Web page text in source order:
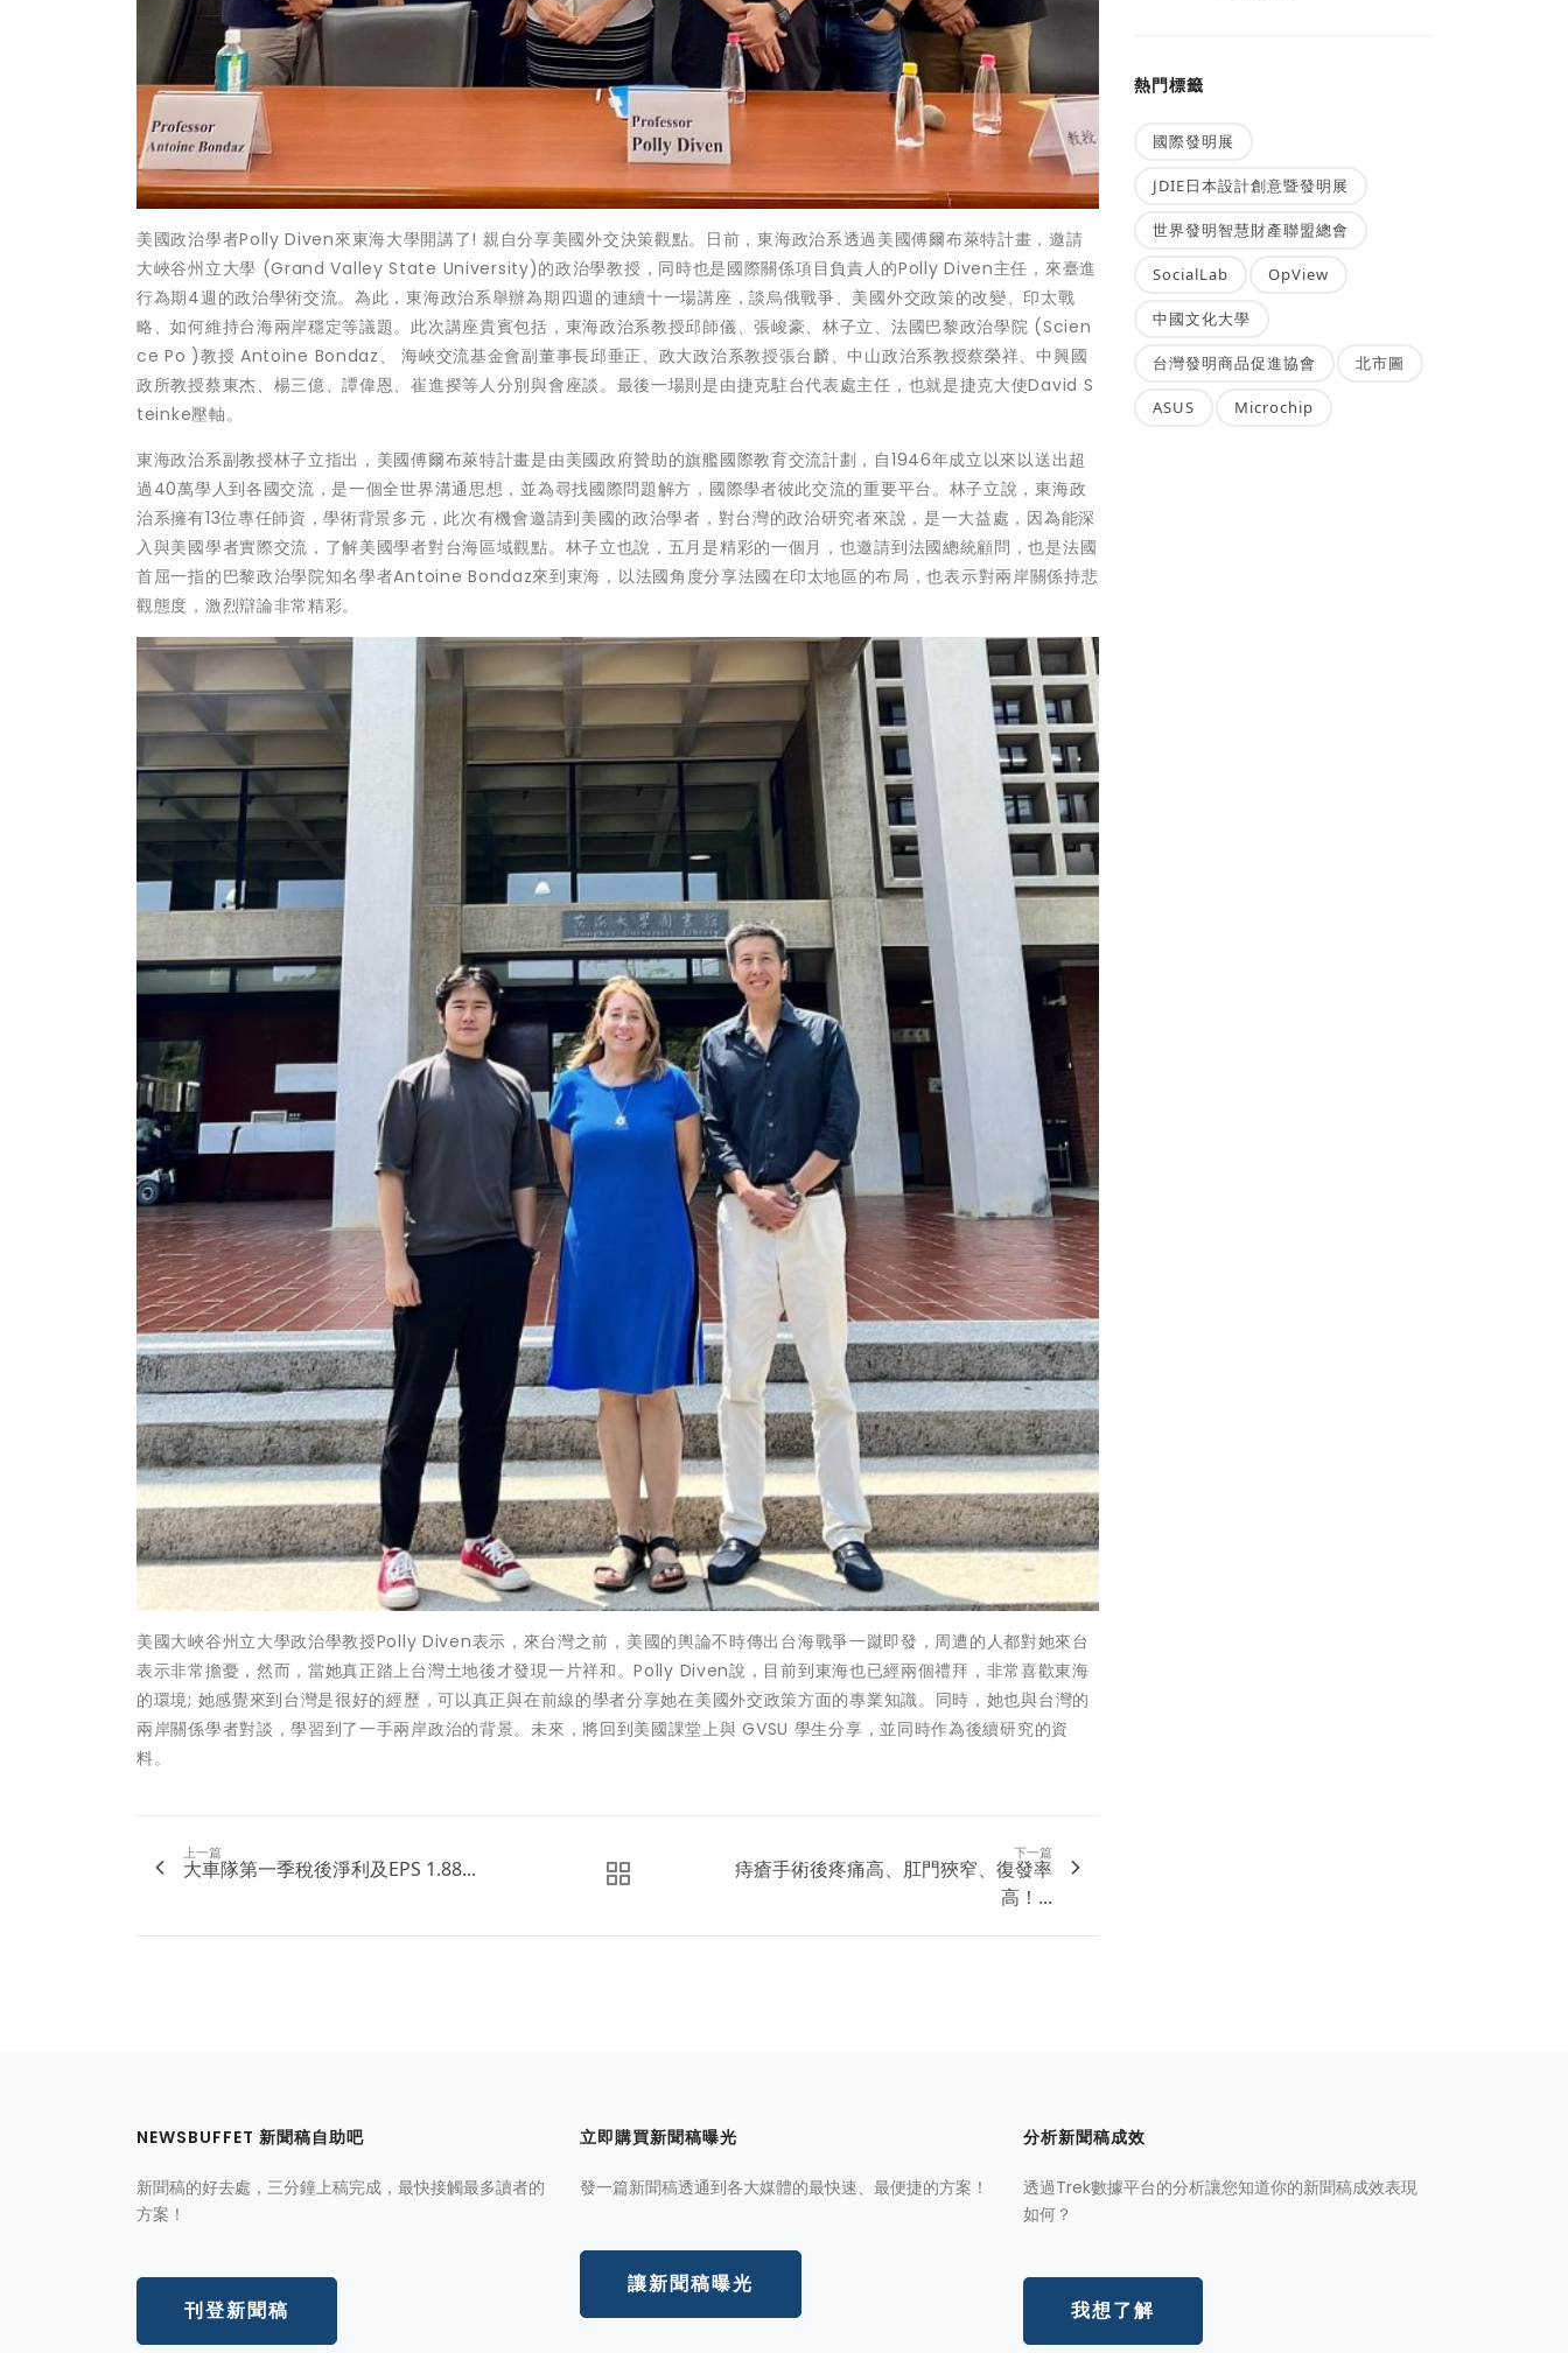
美國政治學者Polly Diven來東海大學開講了! 親自分享美國外交決策觀點。日前，東海政治系透過美國傅爾布萊特計畫，邀請
大峽谷州立大學 (Grand Valley State University)的政治學教授，同時也是國際關係項目負責人的Polly Diven主任，來臺進
行為期4週的政治學術交流。為此，東海政治系舉辦為期四週的連續十一場講座，談烏俄戰爭、美國外交政策的改變、印太戰
略、如何維持台海兩岸穩定等議題。此次講座貴賓包括，東海政治系教授邱師儀、張峻豪、林子立、法國巴黎政治學院 (Scien
ce Po )教授 Antoine Bondaz、 海峽交流基金會副董事長邱垂正、政大政治系教授張台麟、中山政治系教授蔡榮祥、中興國
政所教授蔡東杰、楊三億、譚偉恩、崔進揆等人分別與會座談。最後一場則是由捷克駐台代表處主任，也就是捷克大使David S
teinke壓軸。
東海政治系副教授林子立指出，美國傅爾布萊特計畫是由美國政府贊助的旗艦國際教育交流計劃，自1946年成立以來以送出超
過40萬學人到各國交流，是一個全世界溝通思想，並為尋找國際問題解方，國際學者彼此交流的重要平台。林子立說，東海政
治系擁有13位專任師資，學術背景多元，此次有機會邀請到美國的政治學者，對台灣的政治研究者來說，是一大益處，因為能深
入與美國學者實際交流，了解美國學者對台海區域觀點。林子立也說，五月是精彩的一個月，也邀請到法國總統顧問，也是法國
首屈一指的巴黎政治學院知名學者Antoine Bondaz來到東海，以法國角度分享法國在印太地區的布局，也表示對兩岸關係持悲
觀態度，激烈辯論非常精彩。
美國大峽谷州立大學政治學教授Polly Diven表示，來台灣之前，美國的輿論不時傳出台海戰爭一蹴即發，周遭的人都對她來台
表示非常擔憂，然而，當她真正踏上台灣土地後才發現一片祥和。Polly Diven說，目前到東海也已經兩個禮拜，非常喜歡東海
的環境; 她感覺來到台灣是很好的經歷，可以真正與在前線的學者分享她在美國外交政策方面的專業知識。同時，她也與台灣的
兩岸關係學者對談，學習到了一手兩岸政治的背景。未來，將回到美國課堂上與 GVSU 學生分享，並同時作為後續研究的資
料。
上一篇
大車隊第一季稅後淨利及EPS 1.88...
下一篇
痔瘡手術後疼痛高、肛門狹窄、復發率
高！...
熱門標籤
國際發明展
JDIE日本設計創意暨發明展
世界發明智慧財產聯盟總會
SocialLab OpView
中國文化大學
台灣發明商品促進協會 北市圖
ASUS Microchip
NEWSBUFFET 新聞稿自助吧
新聞稿的好去處，三分鐘上稿完成，最快接觸最多讀者的
方案！
刊登新聞稿
立即購買新聞稿曝光
發一篇新聞稿透通到各大媒體的最快速、最便捷的方案！
讓新聞稿曝光
分析新聞稿成效
透過Trek數據平台的分析讓您知道你的新聞稿成效表現
如何？
我想了解